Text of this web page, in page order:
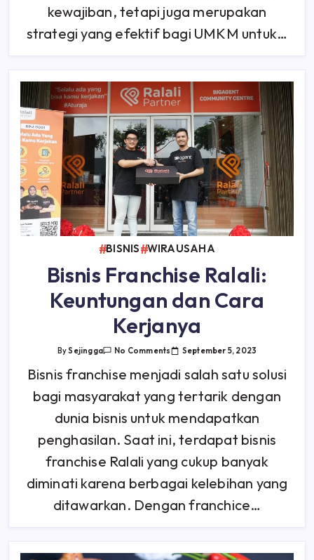
kewajiban, tetapi juga merupakan
strategi yang efektif bagi UMKM untuk…
BISNIS WIRAUSAHA
Bisnis Franchise Ralali:
Keuntungan dan Cara
Kerjanya
BySejingga No CommentsOn
Franchise
Ralali:
Dan
Cara
Kerjanya
September 5, 2023
Bisnis franchise menjadi salah satu solusi
bagi masyarakat yang tertarik dengan
dunia bisnis untuk mendapatkan
penghasilan. Saat ini, terdapat bisnis
franchise Ralali yang cukup banyak
diminati karena berbagai kelebihan yang
ditawarkan. Dengan franchice…